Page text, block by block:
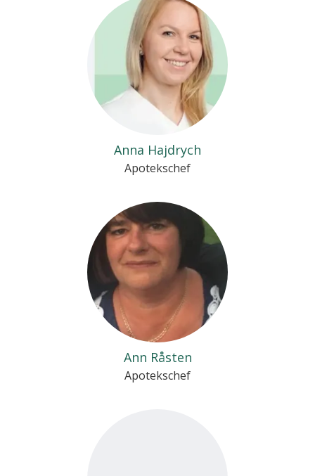
Anna Hajdrych
Apotekschef
Ann Råsten
Apotekschef